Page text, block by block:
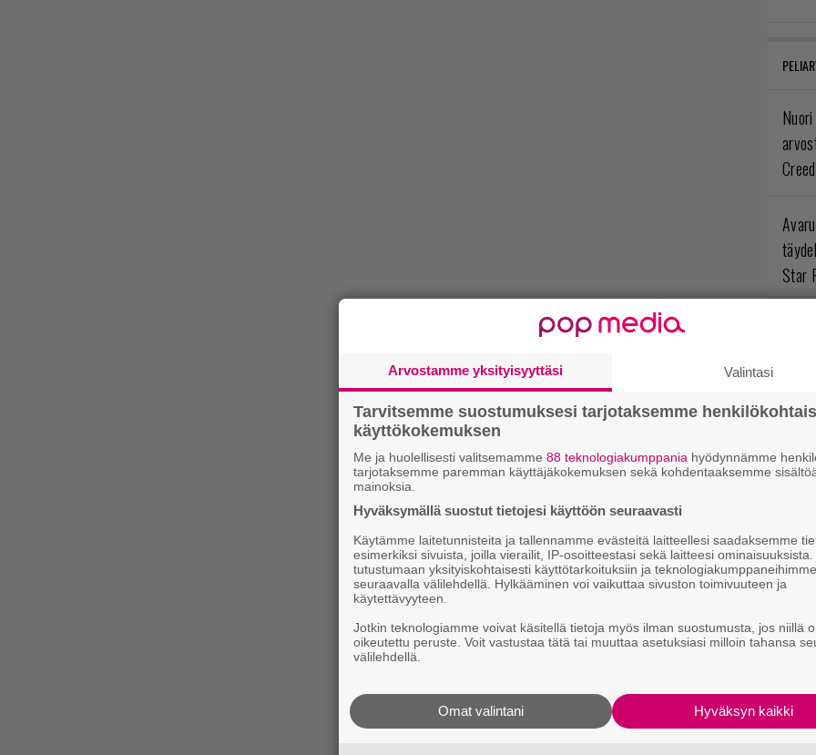
Star
Arvostamme yksityisyyttäsi Valintasi
Tarvitsemme suostumuksesi tarjotaksemme
käyttökokemuksen
Me ja huolellisesti valitsemamme 88 teknologiakumppania hyödynnämme
tarjotaksemme paremman käyttäjäkokemuksen sekä kohdentaaksemme
mainoksia.
Hyväksymällä suostut tietojesi käyttöön seuraavasti
Käytämme laitetunnisteita ja tallennamme evästeitä laitteellesi saadaksemme
esimerkiksi sivuista, joilla vierailit, IP-osoitteestasi sekä laitteesi
tutustumaan yksityiskohtaisesti käyttötarkoituksiin ja teknologiakumppaneihimme
seuraavalla välilehdellä. Hylkääminen voi vaikuttaa sivuston toimivuuteen ja
käytettävyyteen.
Jotkin teknologiamme voivat käsitellä tietoja myös ilman suostumusta, jos niillä
oikeutettu peruste. Voit vastustaa tätä tai muuttaa asetuksiasi milloin tahansa
välilehdellä.
Hyväksyn kaikki
Omat valintani